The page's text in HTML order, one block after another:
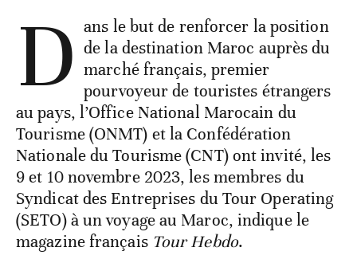
D ans le but de renforcer la position
de la destination Maroc auprès du
marché français, premier
pourvoyeur de touristes étrangers
au pays, l’Office National Marocain du
Tourisme (ONMT) et la Confédération
Nationale du Tourisme (CNT) ont invité, les
9 et 10 novembre 2023, les membres du
Syndicat des Entreprises du Tour Operating
(SETO) à un voyage au Maroc, indique le
magazine français Tour Hebdo.